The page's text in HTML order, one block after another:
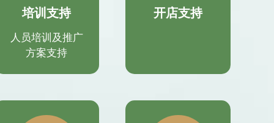
培训支持
人员培训及推广
方案支持
开店支持